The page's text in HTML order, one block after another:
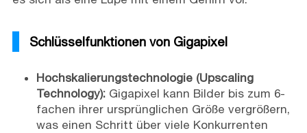
Schlüsselfunktionen von Gigapixel
Hochskalierungstechnologie (Upscaling
Technology):Gigapixel kann Bilder bis zum 6-
fachen ihrer ursprünglichen Größe vergrößern,
was einen Schritt über viele Konkurrenten